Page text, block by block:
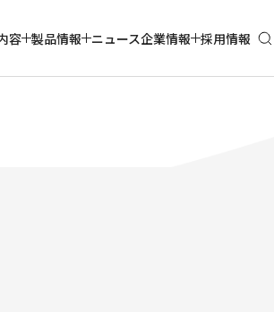
容 製品情報 ニュース企業情報 採用情報